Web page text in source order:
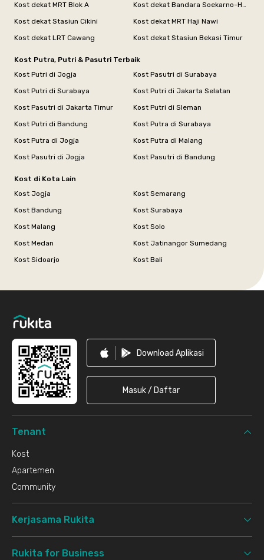
Kost dekat MRT Blok A
Kost dekat Bandara Soekarno-Hatta
Kost dekat Stasiun Cikini
Kost dekat MRT Haji Nawi
Kost dekat LRT Cawang
Kost dekat Stasiun Bekasi Timur
Kost Putra, Putri & Pasutri Terbaik
Kost Putri di Jogja
Kost Pasutri di Surabaya
Kost Putri di Surabaya
Kost Putri di Jakarta Selatan
Kost Pasutri di Jakarta Timur
Kost Putri di Sleman
Kost Putri di Bandung
Kost Putra di Surabaya
Kost Putra di Jogja
Kost Putra di Malang
Kost Pasutri di Jogja
Kost Pasutri di Bandung
Kost di Kota Lain
Kost Jogja
Kost Semarang
Kost Bandung
Kost Surabaya
Kost Malang
Kost Solo
Kost Medan
Kost Jatinangor Sumedang
Kost Sidoarjo
Kost Bali
Download Aplikasi
Masuk / Daftar
Tenant
Kost
Apartemen
Community
Kerjasama Rukita
Rukita for Business